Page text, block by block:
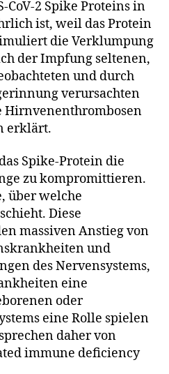
CoV-2 Spike Proteins in
ist, weil das Protein
die Verklumpung
der Impfung seltenen,
und durch
verursachten
erklärt.
Spike-Protein die
zu kompromittieren.
über welche
Diese
massiven Anstieg von
und
des Nervensystems,
eine
oder
eine Rolle spielen
daher von
immune deficiency